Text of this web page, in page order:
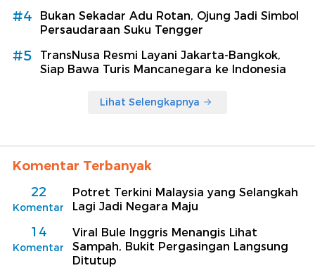
#4
Bukan Sekadar Adu Rotan, Ojung Jadi Simbol
Persaudaraan Suku Tengger
#5
TransNusa Resmi Layani Jakarta-Bangkok,
Siap Bawa Turis Mancanegara ke Indonesia
Lihat Selengkapnya
Komentar Terbanyak
22
Komentar
Potret Terkini Malaysia yang Selangkah
Lagi Jadi Negara Maju
14
Komentar
Viral Bule Inggris Menangis Lihat
Sampah, Bukit Pergasingan Langsung
Ditutup